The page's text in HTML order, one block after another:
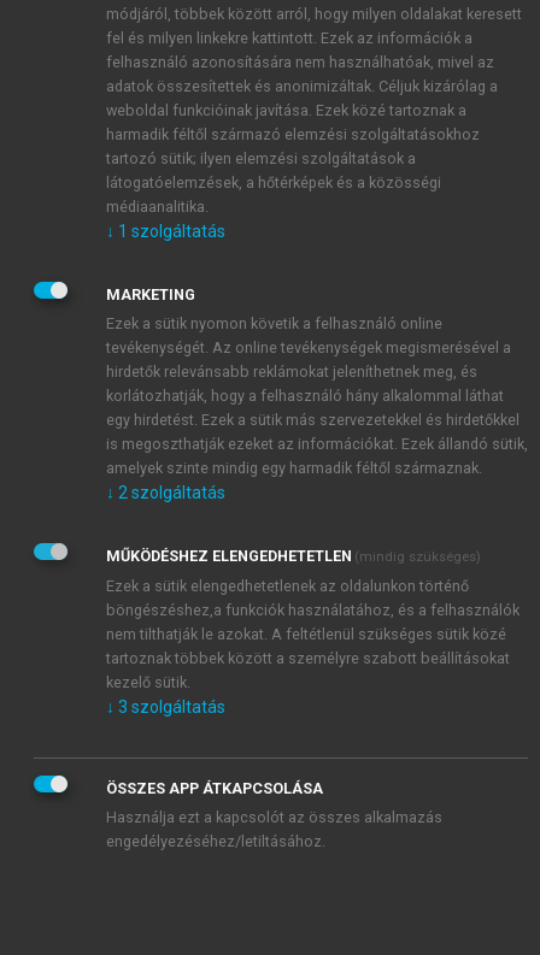
ÚJ FIÓK LÉTREHOZÁSA
1 óra díjmentes hozzáférés
E-MAIL-CÍM
JELSZÓ
JELSZÓ ÚJRA
Kérek értesítést a MeRSZ újdonságairól, akcióiról.
Kérek értesítést az Akadémiai Kiadó Zrt. újdonságairól,
Adatkezelési tájékoztatóbanfoglaltakat tudomásul
veszem és elfogadom.
Általános vásárlási feltételeket, valamint a szotar.netés a
mersz.huoldalak licencszerződéseiben foglaltakat
tudomásul veszem és elfogadom.
KIPRÓBÁLOM
módjáról, többek között arról, hogy milyen oldalakat keresett
fel és milyen linkekre kattintott. Ezek az információk a
felhasználó azonosítására nem használhatóak, mivel az
adatok összesítettek és anonimizáltak. Céljuk kizárólag a
weboldal funkcióinak javítása. Ezek közé tartoznak a
harmadik féltől származó elemzési szolgáltatásokhoz
tartozó sütik; ilyen elemzési szolgáltatások a
látogatóelemzések, a hőtérképek és a közösségi
médiaanalitika.
↓ 1 szolgáltatás
MARKETING
Ezek a sütik nyomon követik a felhasználó online
tevékenységét. Az online tevékenységek megismerésével a
hirdetők relevánsabb reklámokat jeleníthetnek meg, és
korlátozhatják, hogy a felhasználó hány alkalommal láthat
egy hirdetést. Ezek a sütik más szervezetekkel és hirdetőkkel
is megoszthatják ezeket az információkat. Ezek állandó sütik,
amelyek szinte mindig egy harmadik féltől származnak.
↓ 2 szolgáltatás
MŰKÖDÉSHEZ ELENGEDHETETLEN (mindig szükséges)
Ezek a sütik elengedhetetlenek az oldalunkon történő
böngészéshez,a funkciók használatához, és a felhasználók
nem tilthatják le azokat. A feltétlenül szükséges sütik közé
tartoznak többek között a személyre szabott beállításokat
kezelő sütik.
↓ 3 szolgáltatás
ÖSSZES APP ÁTKAPCSOLÁSA
Használja ezt a kapcsolót az összes alkalmazás
engedélyezéséhez/letiltásához.